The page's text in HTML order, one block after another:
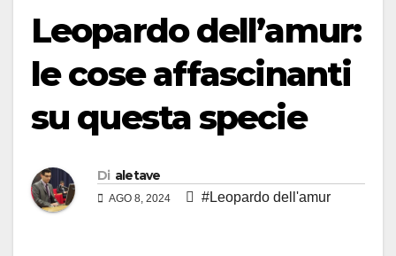
Leopardo dell’amur:
le cose affascinanti
su questa specie
Di aletave
AGO 8, 2024 #Leopardo dell'amur